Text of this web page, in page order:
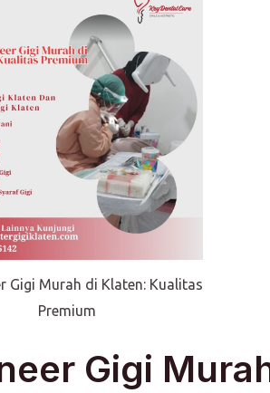
Gigi Murah di Klaten: Kualitas
Premium
Gigi